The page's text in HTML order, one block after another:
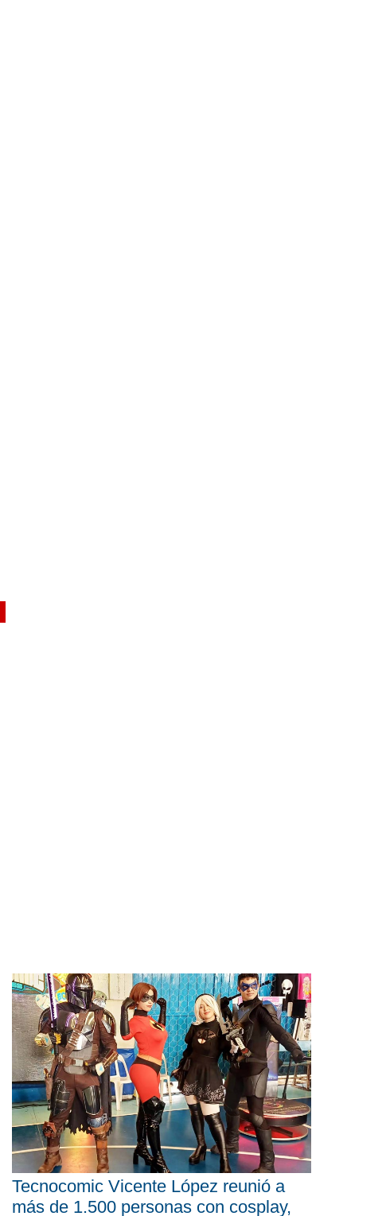
Tecnocomic Vicente López reunió a
más de 1.500 personas con cosplay,